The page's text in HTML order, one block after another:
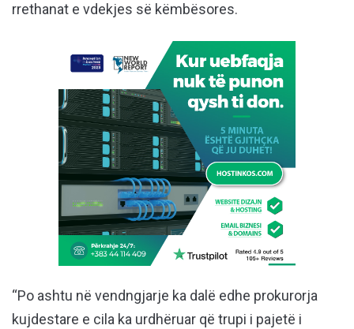
rrethanat e vdekjes së këmbësores.
“Po ashtu në vendngjarje ka dalë edhe prokurorja
kujdestare e cila ka urdhëruar që trupi i pajetë i